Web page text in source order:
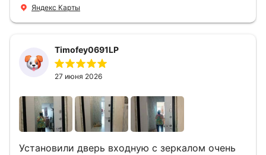
Яндекс Карты
Timofey0691LP
27 июня 2026
Установили дверь входную с зеркалом очень